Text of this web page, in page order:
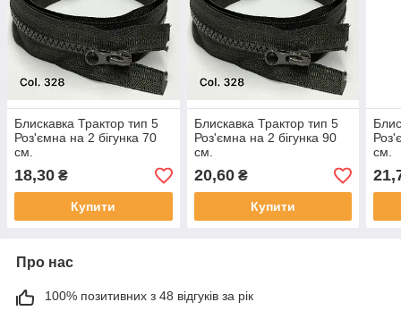
Блискавка Трактор тип 5
Роз'ємна на 2 бігунка 70
см.
18,30 ₴
Купити
Блискавка Трактор тип 5
Роз'ємна на 2 бігунка 90
см.
20,60₴
Купити
см.
Про нас
100% позитивних з 48 відгуків за рік